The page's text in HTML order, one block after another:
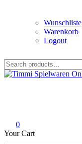
Wunschliste
Warenkorb
Logout
for:
0
Your Cart